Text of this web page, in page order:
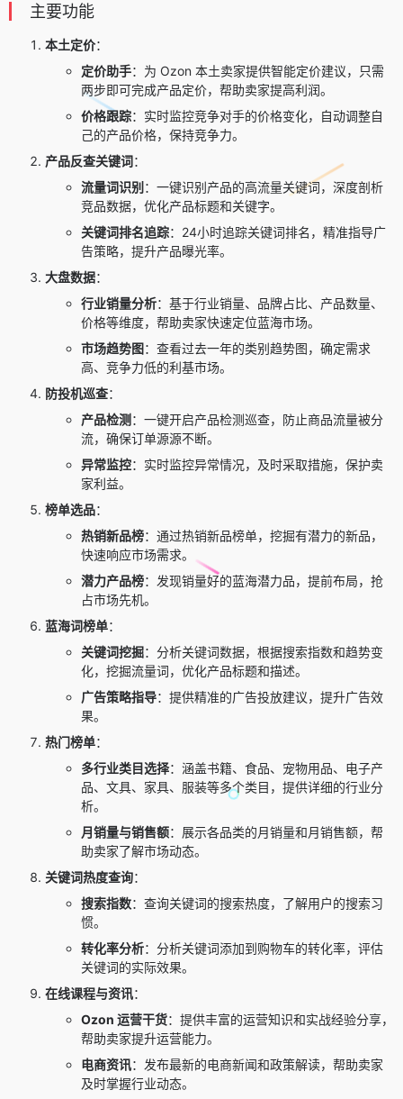
主要功能
本土定价：
定价助手：为 Ozon 本土卖家提供智能定价建议，只需
两步即可完成产品定价，帮助卖家提高利润。
价格跟踪：实时监控竞争对手的价格变化，自动调整自
己的产品价格，保持竞争力。
产品反查关键词：
流量词识别 ：一键识别产品的高流量关键词，深度剖析
竞品数据，优化产品标题和关键字。
关键词排名追踪：24小时追踪关键词排名，精准指导广
告策略，提升产品曝光率。
大盘数据：
行业销量分析：基于行业销量、品牌占比、产品数量、
价格等维度，帮助卖家快速定位蓝海市场。
市场趋势图：查看过去一年的类别趋势图，确定需求
高、竞争力低的利基市场。
防投机巡查：
产品检测 ：一键开启产品检测巡查，防止商品流量被分
流，确保订单源源不断。
异常监控：实时监控异常情况，及时采取措施，保护卖
家利益。
榜单选品：
热销新品榜：通过热销新品榜单，挖掘有潜力的新品，
快速响应市场需求。
潜力产品榜：发现销量好的蓝海潜力品，提前布局，抢
占市场先机。
蓝海词榜单：
关键词挖掘：分析关键词数据，根据搜索指数和趋势变
化，挖掘流量词，优化产品标题和描述。
广告策略指导：提供精准的广告投放建议，提升广告效
果。
热门榜单：
多行业类目选择：涵盖书籍、食品、宠物用品、电子产
品、文具、家具、服装等多个类目，提供详细的行业分
析。
月销量与销售额：展示各品类的月销量和月销售额，帮
助卖家了解市场动态。
关键词热度查询：
搜索指数：查询关键词的搜索热度，了解用户的搜索习
惯。
转化率分析：分析关键词添加到购物车的转化率，评估
关键词的实际效果。
在线课程与资讯：
Ozon 运营干货：提供丰富的运营知识和实战经验分享，
帮助卖家提升运营能力。
电商资讯：发布最新的电商新闻和政策解读，帮助卖家
及时掌握行业动态。